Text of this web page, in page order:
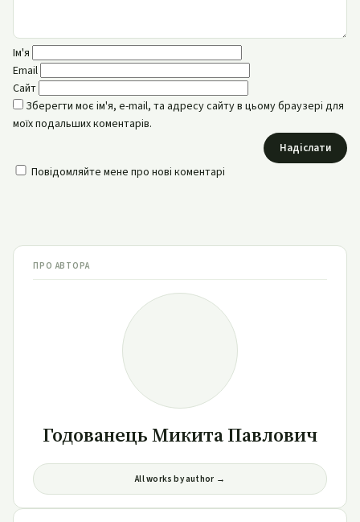
Ім'я
Email
Сайт
Зберегти моє ім'я, e-mail, та адресу сайту в цьому браузері для
моїх подальших коментарів.
Надіслати
Повідомляйте мене про нові коментарі
ПРО АВТОРА
Годованець Микита Павлович
All works by author →